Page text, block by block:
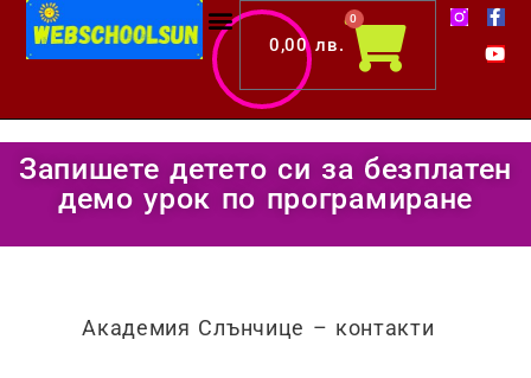
Skip
0,00лв.
0
Cart
F
a
c
e
o
-
f
Y
o
u
t
e
Запишете детето си за безплатен
демо урок по програмиране
Академия Слънчице – контакти